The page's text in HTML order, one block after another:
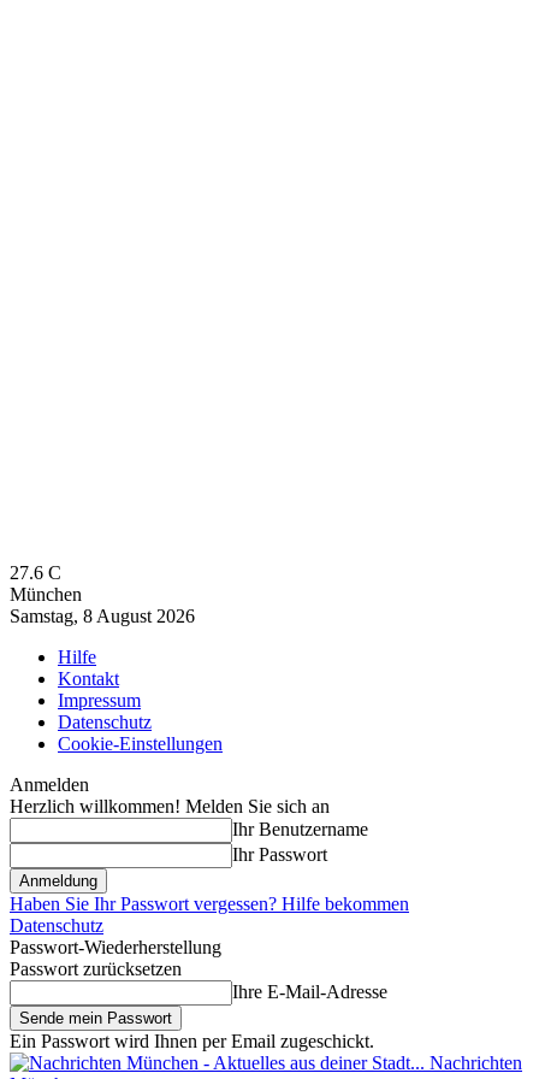
27.6 C
München
Samstag, 8 August 2026
Hilfe
Kontakt
Impressum
Datenschutz
Cookie-Einstellungen
Anmelden
Herzlich willkommen! Melden Sie sich an
Ihr Benutzername
Ihr Passwort
Haben Sie Ihr Passwort vergessen? Hilfe bekommen
Datenschutz
Passwort-Wiederherstellung
Passwort zurücksetzen
Ihre E-Mail-Adresse
Ein Passwort wird Ihnen per Email zugeschickt.
Nachrichten